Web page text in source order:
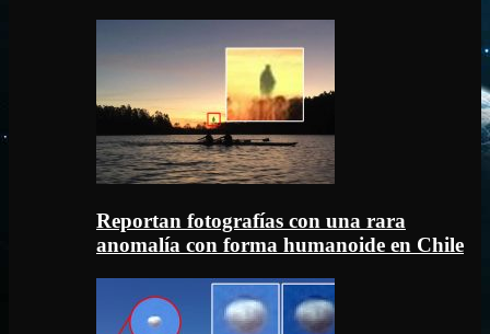
Reportan fotografías con una rara
anomalía con forma humanoide en Chile